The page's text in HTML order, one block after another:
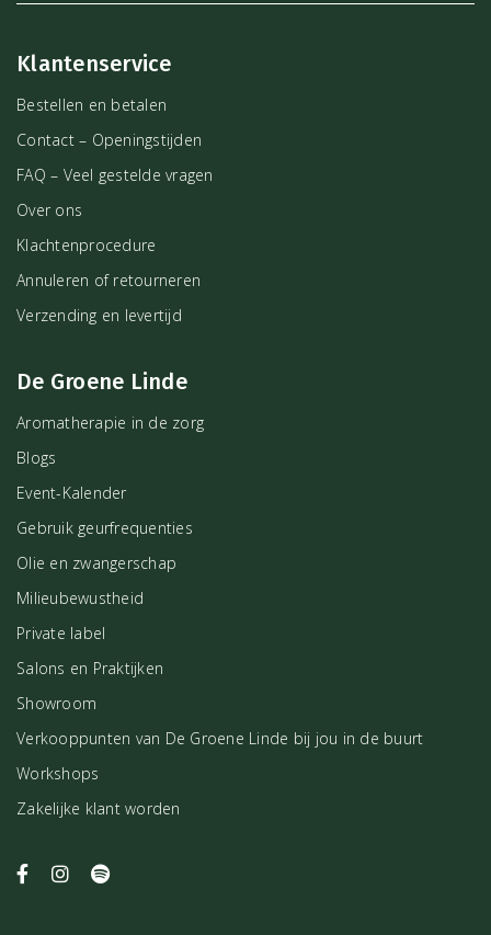
Klantenservice
Bestellen en betalen
Contact – Openingstijden
FAQ – Veel gestelde vragen
Over ons
Klachtenprocedure
Annuleren of retourneren
Verzending en levertijd
De Groene Linde
Aromatherapie in de zorg
Blogs
Event-Kalender
Gebruik geurfrequenties
Olie en zwangerschap
Milieubewustheid
Private label
Salons en Praktijken
Showroom
Verkooppunten van De Groene Linde bij jou in de buurt
Workshops
Zakelijke klant worden